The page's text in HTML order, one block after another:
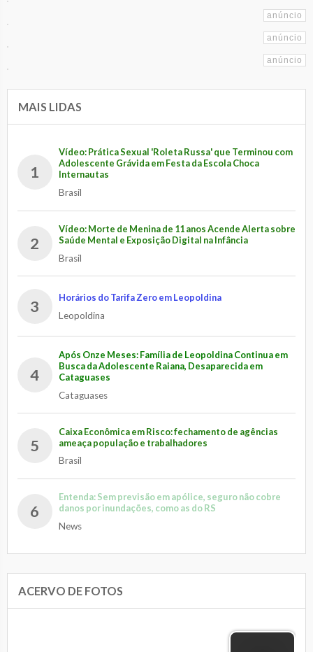
MAIS LIDAS
1
Vídeo: Prática Sexual 'Roleta Russa' que Terminou com
Adolescente Grávida em Festa da Escola Choca
Internautas
Brasil
2
Vídeo: Morte de Menina de 11 anos Acende Alerta sobre
Saúde Mental e Exposição Digital na Infância
Brasil
3
Horários do Tarifa Zero em Leopoldina
Leopoldina
4
Após Onze Meses: Família de Leopoldina Continua em
Busca da Adolescente Raiana, Desaparecida em
Cataguases
Cataguases
5
Caixa Econômica em Risco: fechamento de agências
ameaça população e trabalhadores
Brasil
6
Entenda: Sem previsão em apólice, seguro não cobre
danos por inundações, como as do RS
News
ACERVO DE FOTOS